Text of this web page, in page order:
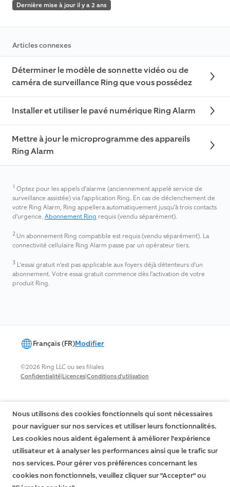
Dernière mise à jour il y a 2 ans
Articles connexes
Déterminer le modèle de sonnette vidéo ou de
caméra de surveillance Ring que vous possédez
Installer et utiliser le pavé numérique Ring Alarm
Mettre à jour le microprogramme des appareils
Ring Alarm
1 Optez pour les appels d'alarme (anciennement appelé service de
surveillance assistée) via l'application Ring. En cas de déclenchement de
votre Ring Alarm, Ring appellera automatiquement jusqu'à trois contacts
d'urgence. Abonnement Ring requis (vendu séparément).
2 Un abonnement Ring compatible est requis (vendu séparément). La
connectivité cellulaire Ring Alarm passe par un opérateur tiers.
3 L'essai gratuit n'est pas applicable aux foyers déjà détenteurs d'un
abonnement. Votre essai gratuit commence dès l'activation de votre
produit Ring.
Français (FR)Modifier
©2026 Ring LLC ou ses filiales
Confidentialité|Licences|Conditions d'utilisation
Nous utilisons des cookies fonctionnels qui sont nécessaires
pour naviguer sur nos services et utiliser leurs fonctionnalités.
Les cookies nous aident également à améliorer l'expérience
utilisateur et à analyser les performances ainsi que le trafic sur
nos services. Pour gérer vos préférences concernant les
cookies non fonctionnels, veuillez cliquer sur "Accepter" ou